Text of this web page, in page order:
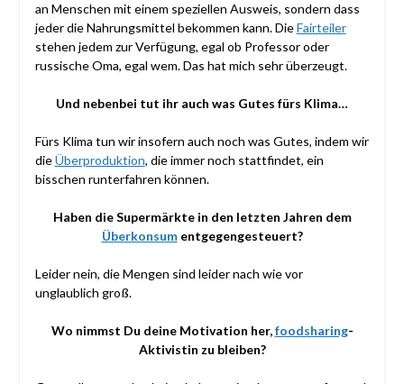
an Menschen mit einem speziellen Ausweis, sondern dass
jeder die Nahrungsmittel bekommen kann. DieFairteiler
stehen jedem zur Verfügung, egal ob Professor oder
russische Oma, egal wem. Das hat mich sehr überzeugt.
Und nebenbei tut ihr auch was Gutes fürs Klima…
Fürs Klima tun wir insofern auch noch was Gutes, indem wir
dieÜberproduktion, die immer noch stattfindet, ein
bisschen runterfahren können.
Haben die Supermärkte in den letzten Jahren dem
Überkonsumentgegengesteuert?
Leider nein, die Mengen sind leider nach wie vor
unglaublich groß.
Wo nimmst Du deine Motivation her,foodsharing-
Aktivistin zu bleiben?